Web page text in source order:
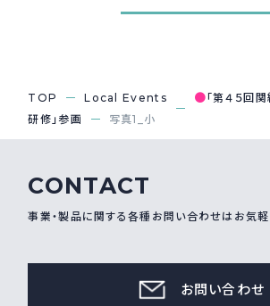
TOP Local Events ●「第４５回
研修」参画
写真1_小
CONTACT
事業・製品に関する各種お問い合わせはお気
お問い合わせ